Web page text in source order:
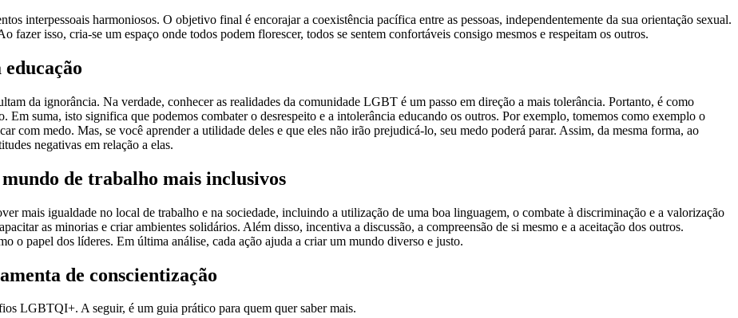
interpessoais harmoniosos. O objetivo final é encorajar a coexistência pacífica entre as pessoas, independentemente da sua orientação sexual.
fazer isso, cria-se um espaço onde todos podem florescer, todos se sentem confortáveis consigo mesmos e respeitam os outros.
da ignorância. Na verdade, conhecer as realidades da comunidade LGBT é um passo em direção a mais tolerância. Portanto, é como
Em suma, isto significa que podemos combater o desrespeito e a intolerância educando os outros. Por exemplo, tomemos como exemplo o
com medo. Mas, se você aprender a utilidade deles e que eles não irão prejudicá-lo, seu medo poderá parar. Assim, da mesma forma, ao
negativas em relação a elas.
de trabalho mais inclusivos
mais igualdade no local de trabalho e na sociedade, incluindo a utilização de uma boa linguagem, o combate à discriminação e a valorização
as minorias e criar ambientes solidários. Além disso, incentiva a discussão, a compreensão de si mesmo e a aceitação dos outros.
o papel dos líderes. Em última análise, cada ação ajuda a criar um mundo diverso e justo.
de conscientização
LGBTQI+. A seguir, é um guia prático para quem quer saber mais.